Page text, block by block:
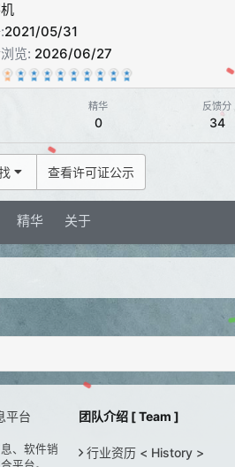
2021/05/31
览 2026/06/27
精华
0
反馈分
34
查看许可证公示
精华 关于
平台
、软件销
团队介绍 [ Team ]
行业资历 < History >